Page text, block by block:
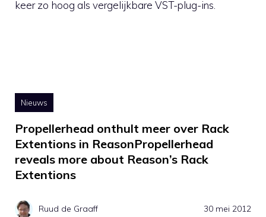
keer zo hoog als vergelijkbare VST-plug-ins.
Nieuws
Propellerhead onthult meer over Rack
Extentions in ReasonPropellerhead
reveals more about Reason’s Rack
Extentions
Ruud de Graaff 30 mei 2012